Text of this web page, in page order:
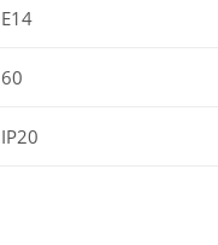
E14
60
IP20